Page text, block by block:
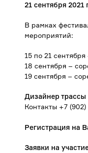
21 сентября 2021
В рамках
мероприятий:
15 по 21
18 сентября –
19 сентября –
Дизайнер трассы
Контакты +7
Регистрация на
Заявки на